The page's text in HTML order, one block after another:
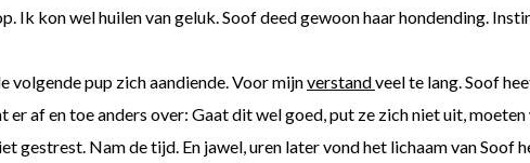
kon wel huilen van geluk. Soof deed gewoon haar hondending.
volgende pup zich aandiende. Voor mijnverstandveel te lang. Soof
af en toe anders over: Gaat dit wel goed, put ze zich niet uit,
Nam de tijd. En jawel, uren later vond het lichaam van Soof